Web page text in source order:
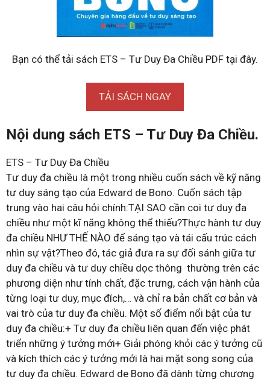
Bạn có thể tải sách ETS – Tư Duy Đa Chiều PDF tại đây.
TẢI SÁCH NGAY
Nội dung sách ETS – Tư Duy Đa Chiều.
ETS – Tư Duy Đa Chiều
Tư duy đa chiều là một trong nhiều cuốn sách về kỹ năng
tư duy sáng tạo của Edward de Bono. Cuốn sách tập
trung vào hai câu hỏi chính:TẠI SAO cần coi tư duy đa
chiều như một kĩ năng không thể thiếu?Thực hành tư duy
đa chiều NHƯ THẾ NÀO để sáng tạo và tái cấu trúc cách
nhìn sự vật?Theo đó, tác giả đưa ra sự đối sánh giữa tư
duy đa chiều và tư duy chiều dọc thông thường trên các
phương diện như tính chất, đặc trưng, cách vận hành của
từng loại tư duy, mục đích,… và chỉ ra bản chất cơ bản và
vai trò của tư duy đa chiều. Một số điểm nổi bật của tư
duy đa chiều:+ Tư duy đa chiều liên quan đến việc phát
triển những ý tưởng mới+ Giải phóng khỏi các ý tưởng cũ
và kích thích các ý tưởng mới là hai mặt song song của
tư duy đa chiều. Edward de Bono đã dành từng chương